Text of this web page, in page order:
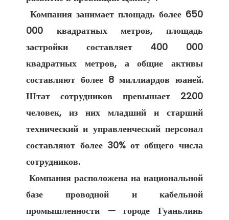
Компания занимает площадь более 650
000 квадратных метров, площадь
застройки составляет 400 000
квадратных метров, а общие активы
составляют более 8 миллиардов юаней.
Штат сотрудников превышает 2200
человек, из них младший и старший
технический и управленческий персонал
составляют более 30% от общего числа
сотрудников.
Компания расположена на национальной
базе проводной и кабельной
промышленности — городе Гуаньлинь